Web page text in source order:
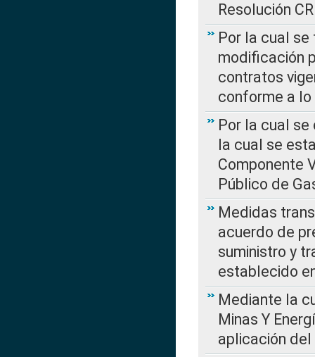
Resolución
Por la cual
modificación
contratos
conforme a lo
Por la cual se
la cual se
Componente
Público de
Medidas
acuerdo de
suministro y
establecido
Mediante la
Minas Y
aplicación